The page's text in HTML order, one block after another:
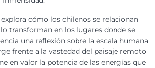
explora cómo los chilenos se relacionan
transforman en los lugares donde se
una reflexión sobre la escala humana
frente a la vastedad del paisaje remoto
en valor la potencia de las energías que